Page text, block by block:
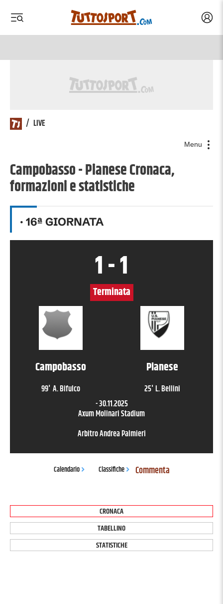
/ LIVE
Menu
Campobasso - Pianese Cronaca,
formazioni e statistiche
· 16ª GIORNATA
Campobasso
99' A. Bifulco
Pianese
25' L. Bellini
1-1
Terminata
-30.11.2025
Axum Molinari Stadium
ArbitroAndrea Palmieri
Calendario Classifiche Commenta
CRONACA
TABELLINO
STATISTICHE